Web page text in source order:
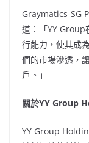
Graymatics-SG
道：「YY Group
行能力，使其成
們的市場滲透，
戶。」
關於YY Group
YY Group